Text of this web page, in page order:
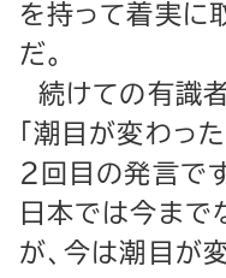
を持って着実に
だ。
続けての有識
「潮目が変わっ
２回目の発言で
日本では今まで
が、今は潮目が